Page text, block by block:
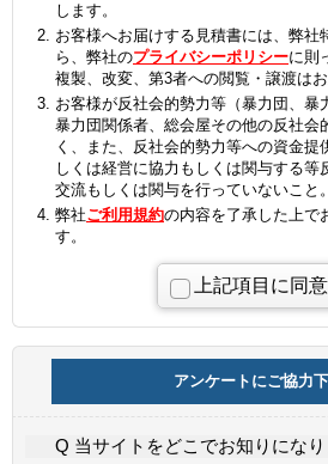
します。
お客様へお届けする見積書には、弊社
ら、弊社のプライバシーポリシーに則
複製、改変、第3者への閲覧・譲渡はお
お客様が反社会的勢力等（暴力団、暴
暴力団関係者、総会屋その他の反社会
く、また、反社会的勢力等への資金提
しくは経営に協力もしくは関与する等
交流もしくは関与を行っていないこと。
弊社ご利用規約の内容を了承した上で
す。
上記項目に同
アンケートにご協力
Q 当サイトをどこでお知りになり